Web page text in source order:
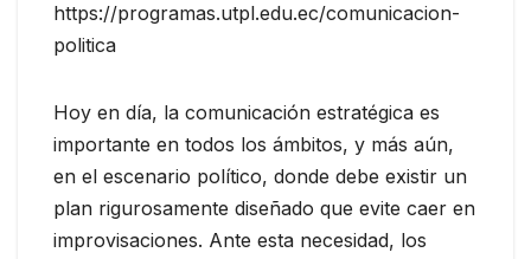
https://programas.utpl.edu.ec/comunicacion-
politica
Hoy en día, la comunicación estratégica es
importante en todos los ámbitos, y más aún,
en el escenario político, donde debe existir un
plan rigurosamente diseñado que evite caer en
improvisaciones. Ante esta necesidad, los